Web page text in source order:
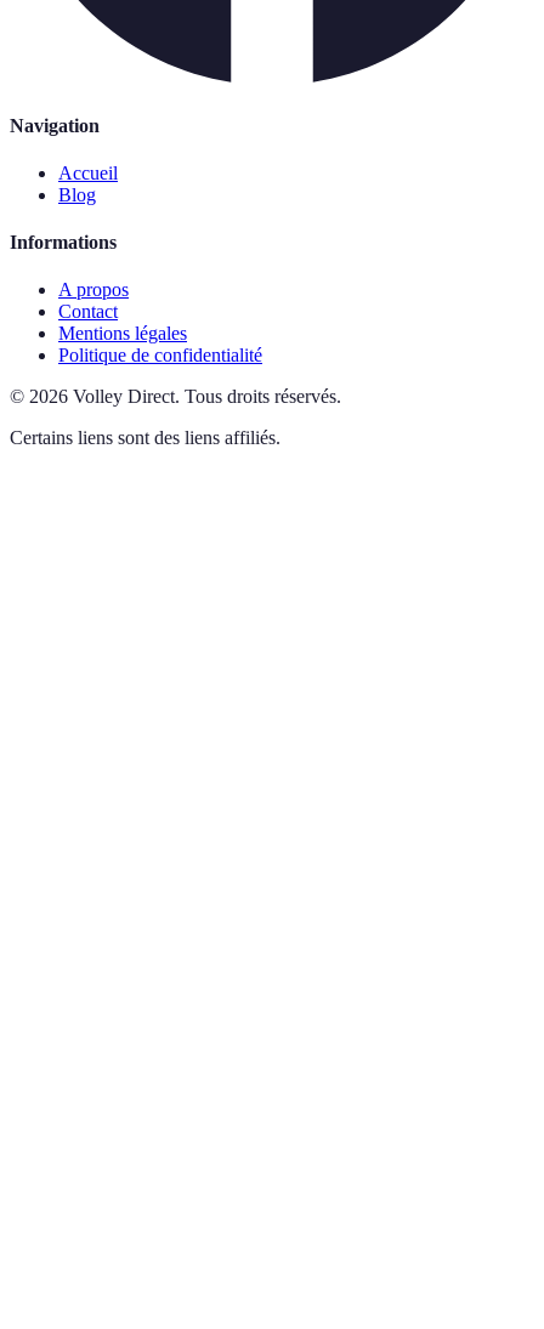
Navigation
Accueil
Blog
Informations
A propos
Contact
Mentions légales
Politique de confidentialité
© 2026 Volley Direct. Tous droits réservés.
Certains liens sont des liens affiliés.